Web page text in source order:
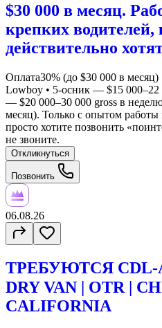
$30 000 в месяц.
крепких водителей,
действительно
Оплата30% (до $30 000 в месяц)
Lowboy • 5-осник — $15 000–22
— $20 000–30 000 gross в
месяц). Только с опытом
просто хотите позвонить
не звоните.
Откликнуться
Позвонить
06.08.26
ТРЕБУЮТСЯ
DRY VAN | OTR |
CALIFORNIA